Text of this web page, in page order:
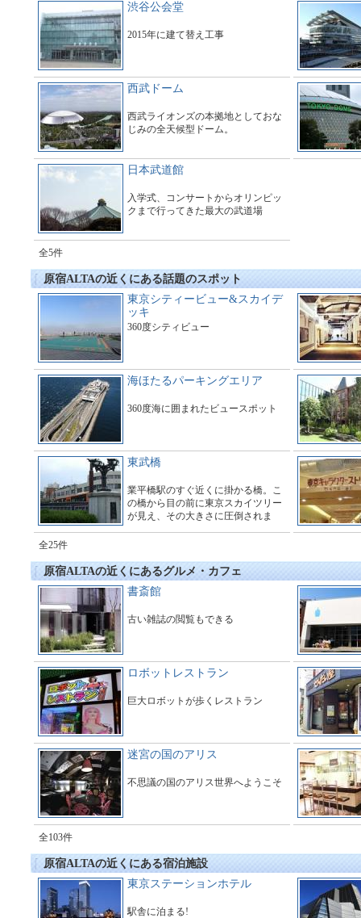
渋谷公会堂
2015年に建て替え工事
西武ドーム
西武ライオンズの本拠地としておな
じみの全天候型ドーム。
日本武道館
入学式、コンサートからオリンピッ
クまで行ってきた最大の武道場
全5件
原宿ALTAの近くにある話題のスポット
東京シティービュー&スカイデ
ッキ
360度シティビュー
海ほたるパーキングエリア
360度海に囲まれたビュースポット
東武橋
業平橋駅のすぐ近くに掛かる橋。こ
の橋から目の前に東京スカイツリー
が見え、その大きさに圧倒されま
全25件
原宿ALTAの近くにあるグルメ・カフェ
書斎館
古い雑誌の閲覧もできる
ロボットレストラン
巨大ロボットが歩くレストラン
迷宮の国のアリス
不思議の国のアリス世界へようこそ
全103件
原宿ALTAの近くにある宿泊施設
東京ステーションホテル
駅舎に泊まる!